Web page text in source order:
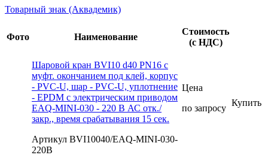
Товарный знак (Аквадемик)
Фото Наименование
Стоимость
(с НДС)
Шаровой кран BVI10 d40 PN16 с
муфт. окончанием под клей, корпус
- PVC-U, шар - PVC-U, уплотнение
- EPDM с электрическим приводом
EAQ-MINI-030 - 220 В АС отк./
закр., время срабатывания 15 сек.
Артикул BVI10040/EAQ-MINI-030-
220В
Цена
по запросу
Купить